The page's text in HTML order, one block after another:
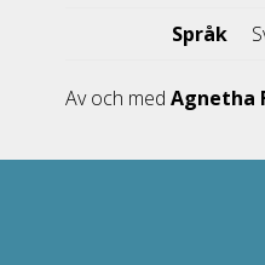
Språk
Av och medAgnetha